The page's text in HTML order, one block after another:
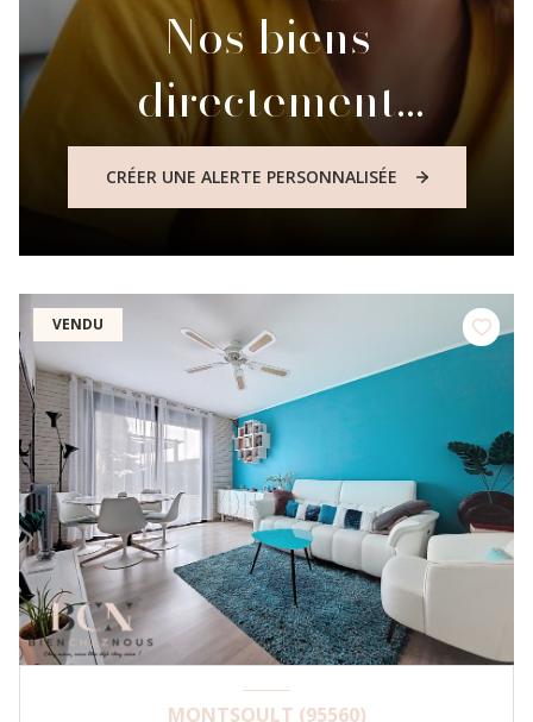
Nos biens
directement
dans votre boite mail
!
CRÉER UNE ALERTE PERSONNALISÉE
VENDU
MONTSOULT (95560)